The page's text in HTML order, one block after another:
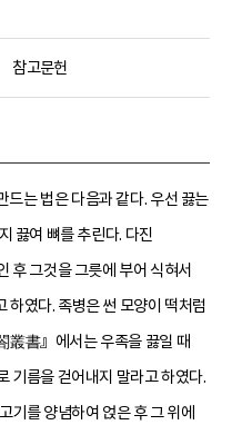
참고문헌
드는 법은 다음과 같다. 우선 끓는
끓여 뼈를 추린다. 다진
후 그것을 그릇에 부어 식혀서
였다. 족병은 썬 모양이 떡처럼
叢書』에서는 우족을 끓일 때
기름을 걷어내지 말라고 하였다.
기를 양념하여 얹은 후 그 위에